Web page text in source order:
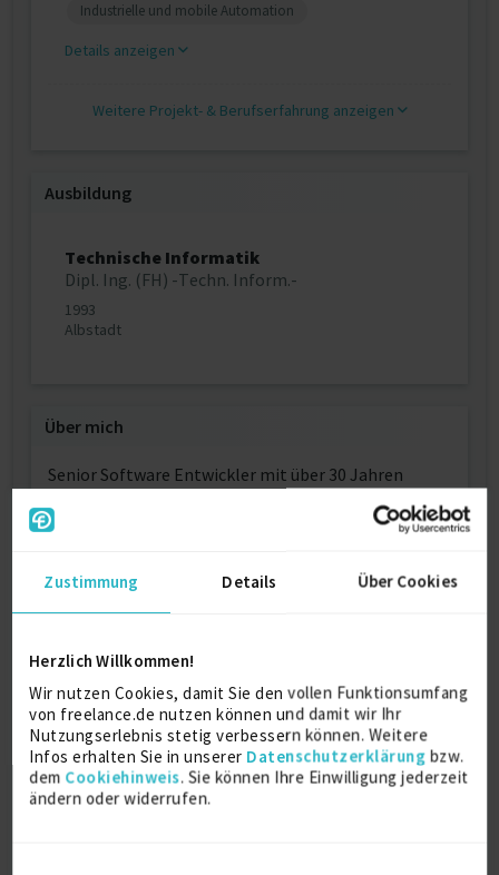
Zustimmung Details Über Cookies
Herzlich Willkommen!
Wir nutzen Cookies, damit Sie den vollen Funktionsumfang
von freelance.de nutzen können und damit wir Ihr
Nutzungserlebnis stetig verbessern können. Weitere
Infos erhalten Sie in unserer Datenschutzerklärung bzw.
dem Cookiehinweis. Sie können Ihre Einwilligung jederzeit
ändern oder widerrufen.
Industrielle und mobile Automation
Details anzeigen
Weitere Projekt‐ & Berufserfahrung anzeigen
Ausbildung
Technische Informatik
Dipl. Ing. (FH) -Techn. Inform.-
1993
Albstadt
Über mich
Senior Software Entwickler mit über 30 Jahren
Betrieb in Breisach tätig. Während meiner
zahlreichen Außendiensteinsätze habe ich namhafte
zahlreiche Schulungen zu den Themen BSP und
Schulungsunternehmen in München unterstützt und
mich auf BIOS-Entwicklungen, Hardware-
Inbetriebnahmen und Windows CE
Echtzeitentwicklungen spezialisiert.
Seit 2001 habe ich zusammen mit einem meiner